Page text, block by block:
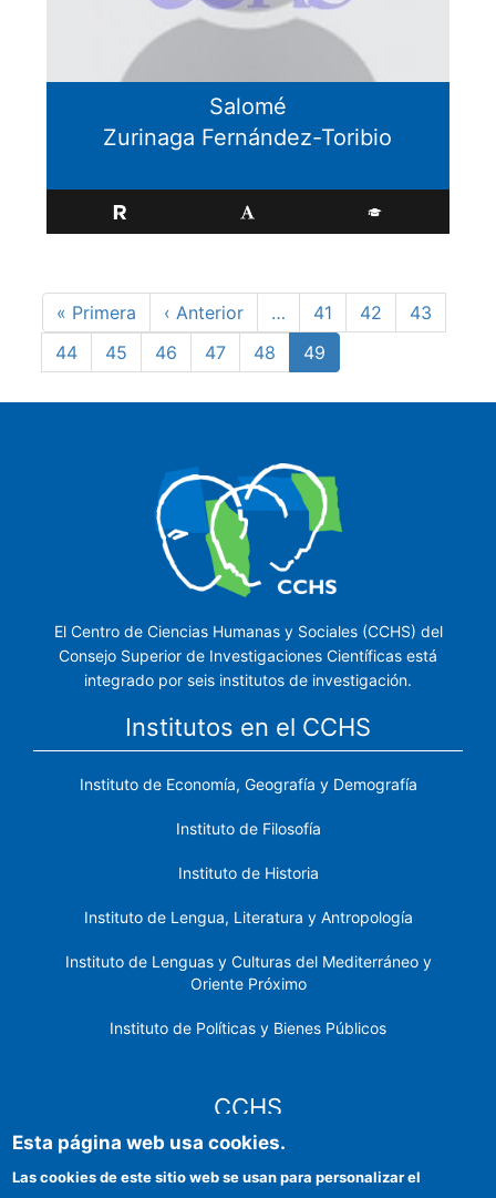
Salomé
Zurinaga Fernández-Toribio
Paginación
Primera
página
« Primera
Página
anterior
‹ Anterior … Page
41 Page
42 Page
43
Page
44 Page
45 Page
46 Page
47 Page
48
Página
actual
49
El Centro de Ciencias Humanas y Sociales (CCHS) del
Consejo Superior de Investigaciones Científicas está
integrado por seis institutos de investigación.
Institutos en el CCHS
Instituto de Economía, Geografía y Demografía
Instituto de Filosofía
Instituto de Historia
Instituto de Lengua, Literatura y Antropología
Instituto de Lenguas y Culturas del Mediterráneo y
Oriente Próximo
Instituto de Políticas y Bienes Públicos
CCHS
Esta página web usa cookies.
Las cookies de este sitio web se usan para personalizar el